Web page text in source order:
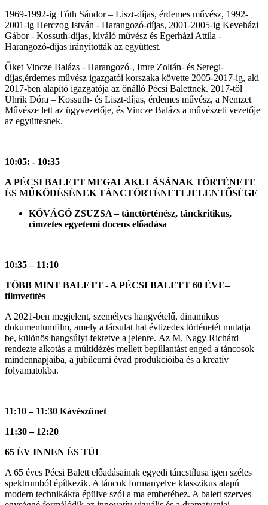
1969-1992-ig Tóth Sándor – Liszt-díjas, érdemes művész, 1992-
2001-ig Herczog István - Harangozó-díjas, 2001-2005-ig Keveházi
Gábor - Kossuth-díjas, kiváló művész és Egerházi Attila -
Harangozó-díjas irányították az együttest.
Őket Vincze Balázs - Harangozó-, Imre Zoltán- és Seregi-
díjas,érdemes művész igazgatói korszaka követte 2005-2017-ig, aki
2017-ben alapító igazgatója az önálló Pécsi Balettnek. 2017-től
Uhrik Dóra – Kossuth- és Liszt-díjas, érdemes művész, a Nemzet
Művésze lett az ügyvezetője, és Vincze Balázs a művészeti vezetője
az együttesnek.
10:05: - 10:35
A PÉCSI BALETT MEGALAKULÁSÁNAK TÖRTÉNETE
ÉS MŰKÖDÉSÉNEK TÁNCTÖRTÉNETI JELENTŐSÉGE
KŐVÁGÓ ZSUZSA – tánctörténész, tánckritikus,
címzetes egyetemi docens előadása
10:35 – 11:10
TÖBB MINT BALETT - A PÉCSI BALETT 60 ÉVE–
filmvetítés
A 2021-ben megjelent, személyes hangvételű, dinamikus
dokumentumfilm, amely a társulat hat évtizedes történetét mutatja
be, különös hangsúlyt fektetve a jelenre. Az M. Nagy Richárd
rendezte alkotás a múltidézés mellett bepillantást enged a táncosok
mindennapjaiba, a jubileumi évad produkcióiba és a kreatív
folyamatokba.
11:10 – 11:30 Kávészünet
11:30 – 12:20
65 ÉV INNEN ÉS TÚL
A 65 éves Pécsi Balett előadásainak egyedi táncstílusa igen széles
spektrumból építkezik. A táncok formanyelve klasszikus alapú
modern technikákra épülve szól a ma emberéhez. A balett szerves